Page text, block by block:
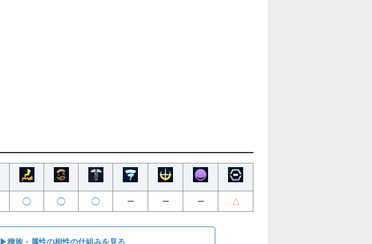
◯ ◯ ◯ ー ー ー △
▶︎種族・属性の相性の仕組みを見る